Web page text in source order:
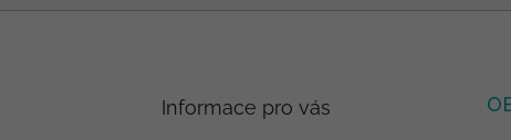
Informace pro vás